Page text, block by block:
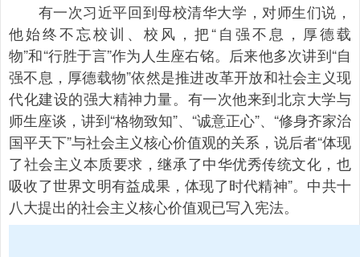
有一次习近平回到母校清华大学，对师生们说，
他始终不忘校训、校风，把“自强不息，厚德载
物”和“行胜于言”作为人生座右铭。后来他多次讲到“自
强不息，厚德载物”依然是推进改革开放和社会主义现
代化建设的强大精神力量。有一次他来到北京大学与
师生座谈，讲到“格物致知”、“诚意正心”、“修身齐家治
国平天下”与社会主义核心价值观的关系，说后者“体现
了社会主义本质要求，继承了中华优秀传统文化，也
吸收了世界文明有益成果，体现了时代精神”。中共十
八大提出的社会主义核心价值观已写入宪法。